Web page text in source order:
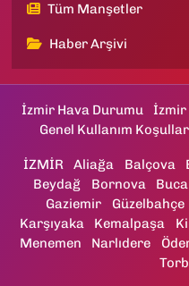
Tüm Manşetler
Haber Arşivi
İzmir Hava Durumu İzmir
Genel Kullanım
İZMİR Aliağa Balçova
Beydağ
Bornova Buca
Gaziemir
Güzelbahçe
Karşıyaka
Kemalpaşa
Menemen
Narlıdere